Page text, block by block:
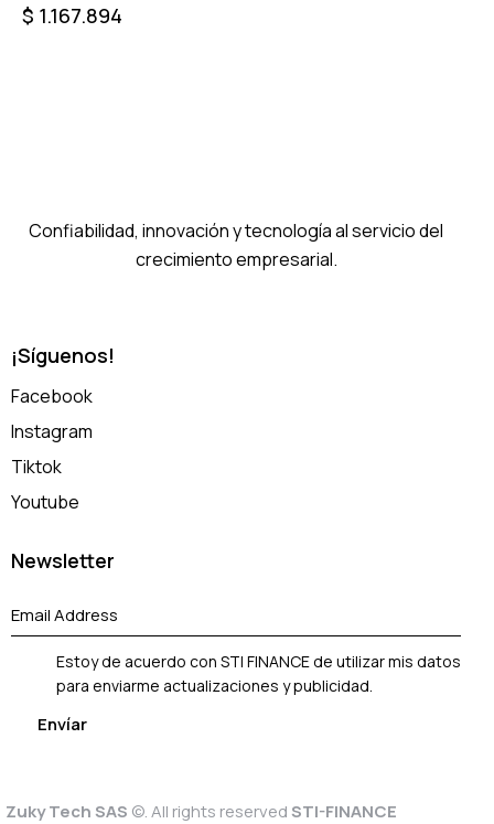
$ 1.167.894
Confiabilidad, innovación y tecnología al servicio del
crecimiento empresarial.
¡Síguenos!
Facebook
Instagram
Tiktok
Youtube
Newsletter
Estoy de acuerdo con STI FINANCE de utilizar mis datos
para enviarme actualizaciones y publicidad.
Zuky Tech SAS ©. All rights reservedSTI-FINANCE